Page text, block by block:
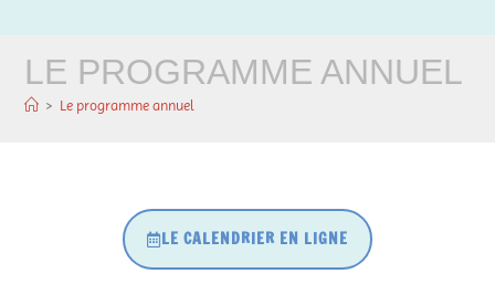
LE PROGRAMME ANNUEL
> Le programme annuel
LE CALENDRIER EN LIGNE